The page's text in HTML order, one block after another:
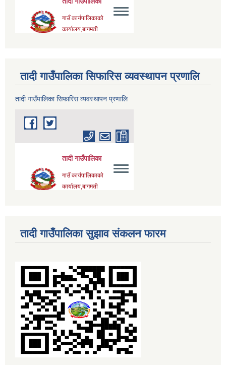
तादी गाउँपालिका सिफारिस व्यवस्थापन प्रणालि
तादी गाउँपालिका सिफारिस व्यवस्थापन प्रणालि
तादी गाउँपालिका सुझाव संकलन फारम